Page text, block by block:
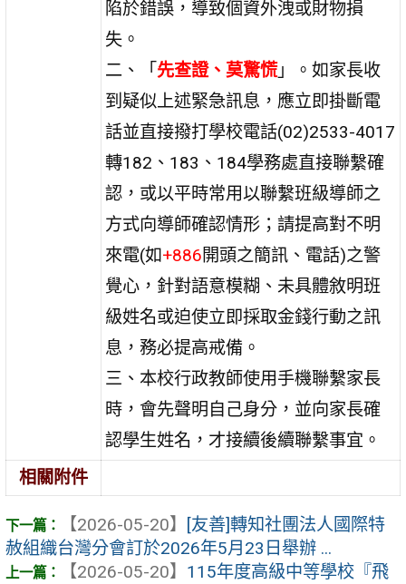
陷於錯誤，導致個資外洩或財物損
失。
二、「 先查證、莫驚慌」。如家長收
到疑似上述緊急訊息，應立即掛斷電
話並直接撥打學校電話(02)2533-4017
轉182、183、184學務處直接聯繫確
認，或以平時常用以聯繫班級導師之
方式向導師確認情形；請提高對不明
來電(如+886開頭之簡訊、電話)之警
覺心，針對語意模糊、未具體敘明班
級姓名或迫使立即採取金錢行動之訊
息，務必提高戒備。
三、本校行政教師使用手機聯繫家長
時，會先聲明自己身分，並向家長確
認學生姓名，才接續後續聯繫事宜。
相關附件
【2026-05-20】 [友善]轉知社團法人國際特
赦組織台灣分會訂於2026年5月23日舉辦 ...
【2026-05-20】 115年度高級中等學校『飛